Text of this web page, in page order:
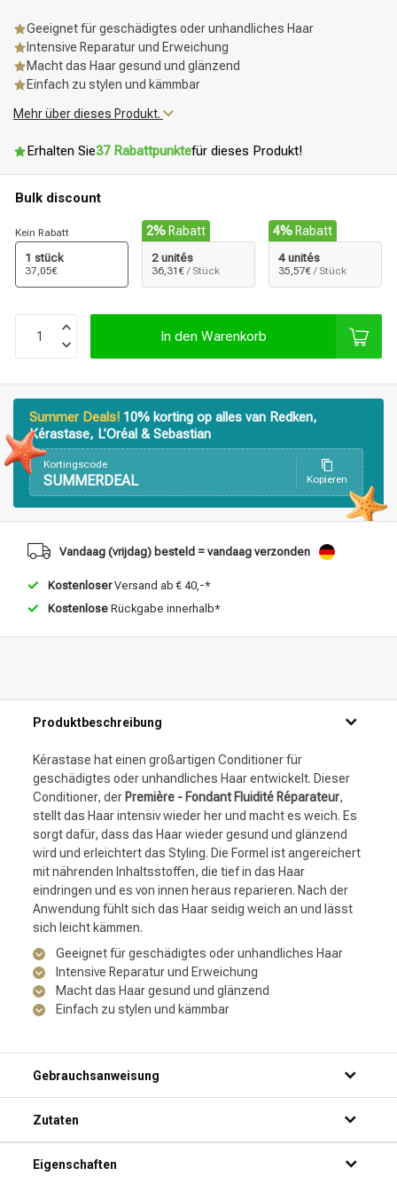
Geeignet für geschädigtes oder unhandliches Haar
Intensive Reparatur und Erweichung
Macht das Haar gesund und glänzend
Einfach zu stylen und kämmbar
Mehr über dieses Produkt.
Erhalten Sie37 Rabattpunktefür dieses Produkt!
Bulk discount
Kein Rabatt
1 stück
37,05€
2% Rabatt
2 unités
36,31€ / Stück
4% Rabatt
4 unités
35,57€ / Stück
In den Warenkorb
Summer Deals! 10% korting op alles van Redken,
Kérastase, L’Oréal & Sebastian
Kortingscode
SUMMERDEAL Kopieren
Vandaag (vrijdag) besteld = vandaag verzonden
KostenloserVersand ab € 40,-*
Kostenlose Rückgabe innerhalb*
Produktbeschreibung
Kérastase hat einen großartigen Conditioner für
geschädigtes oder unhandliches Haar entwickelt. Dieser
Conditioner, der Première - Fondant Fluidité Réparateur,
stellt das Haar intensiv wieder her und macht es weich. Es
sorgt dafür, dass das Haar wieder gesund und glänzend
wird und erleichtert das Styling. Die Formel ist angereichert
mit nährenden Inhaltsstoffen, die tief in das Haar
eindringen und es von innen heraus reparieren. Nach der
Anwendung fühlt sich das Haar seidig weich an und lässt
sich leicht kämmen.
Geeignet für geschädigtes oder unhandliches Haar
Intensive Reparatur und Erweichung
Macht das Haar gesund und glänzend
Einfach zu stylen und kämmbar
Gebrauchsanweisung
Schritt 2: Drücke eine kleine Menge des Produkts aus der
Flasche.
Schritt 3: Verteile den Conditioner gleichmäßig über dein
Zutaten
Eigenschaften